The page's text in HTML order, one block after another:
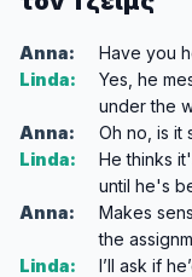
Anna:
Have you
Linda:
Yes, he
under the
Anna:
Oh no, is it
Linda:
He thinks
until he's
Anna:
Makes
the
Linda:
I’ll ask if